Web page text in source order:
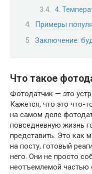
4.
Примеры
Заключение:
Что такое
Фотодатчик — это
Кажется, что это что-
на самом деле
повседневную жизнь
представить. Это как
на посту, готовый
него. Они не просто
неотъемлемой частью